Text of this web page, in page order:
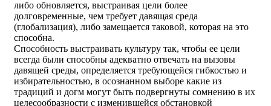
либо обновляется, выстраивая цели более
долговременные, чем требует давящая среда
(глобализация), либо замещается таковой, которая на это
способна.
Способность выстраивать культуру так, чтобы ее цели
всегда были способны адекватно отвечать на вызовы
давящей среды, определяется требующейся гибкостью и
избирательностью, в осознанном выборе какие из
традиций и догм могут быть подвергнуты сомнению в их
целесообразности с изменившейся обстановкой